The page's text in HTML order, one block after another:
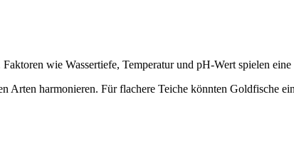
wie Wassertiefe, Temperatur und pH-Wert spielen eine
harmonieren. Für flachere Teiche könnten Goldfische